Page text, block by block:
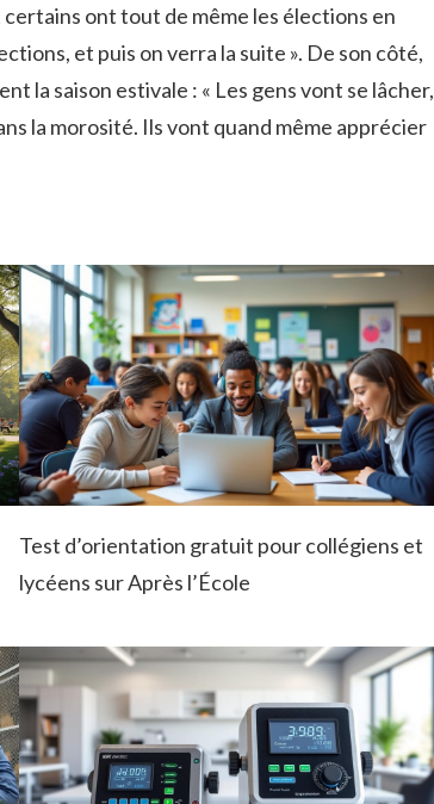
ont tout de même les élections en
et puis on verra la suite ». De son côté,
la saison estivale : « Les gens vont se lâcher,
la morosité. Ils vont quand même apprécier
Test d’orientation gratuit pour collégiens et
lycéens sur Après l’École